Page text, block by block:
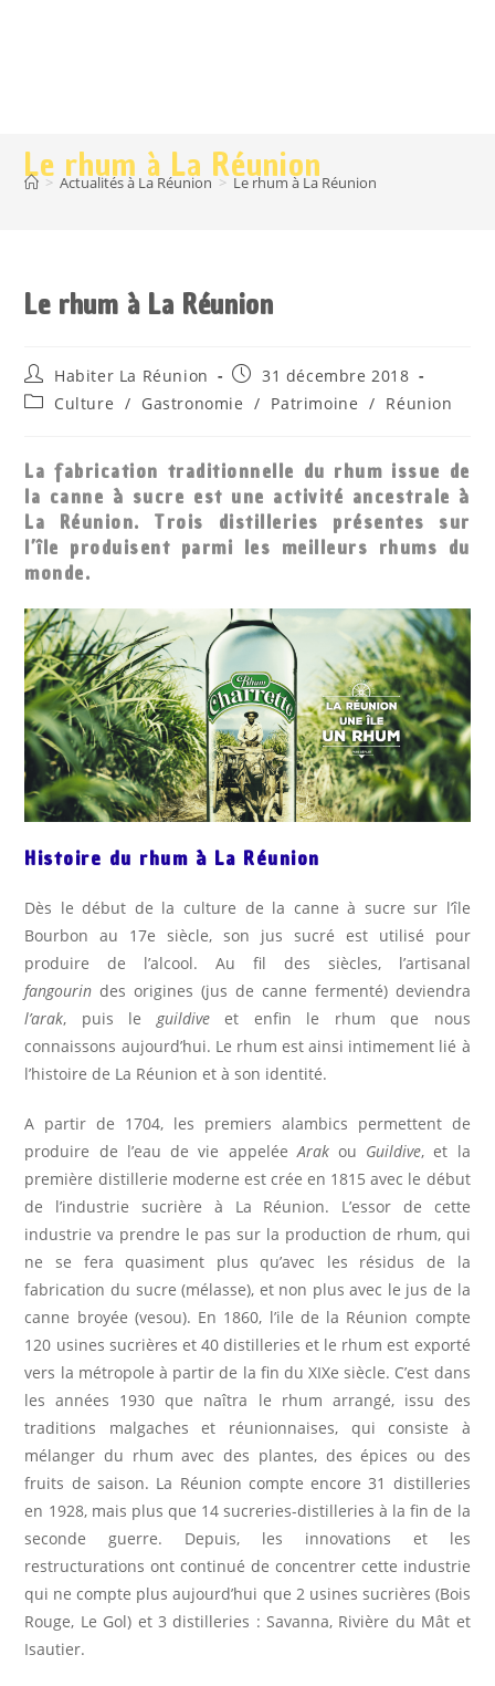
Le rhum à La Réunion
> Actualités à La Réunion > Le rhum à La Réunion
Le rhum à La Réunion
Auteur/autrice
de
la
Habiter La Réunion
Publication
publiée :
31 décembre 2018
PostCulture / Gastronomie / Patrimoine / Réunion
La fabrication traditionnelle du rhum issue de
la canne à sucre est une activité ancestrale à
La Réunion. Trois distilleries présentes sur
l’île produisent parmi les meilleurs rhums du
monde.
Histoire du rhum à La Réunion
Dès le début de la culture de la canne à sucre sur l’île
Bourbon au 17e siècle, son jus sucré est utilisé pour
produire de l’alcool. Au fil des siècles, l’artisanal
fangourin des origines (jus de canne fermenté) deviendra
l’arak, puis le guildiveet enfin le rhum que nous
connaissons aujourd’hui. Le rhum est ainsi intimement lié à
l’histoire de La Réunion et à son identité.
A partir de 1704, les premiers alambics permettent de
produire de l’eau de vie appelée Arakou Guildive, et la
première distillerie moderne est crée en 1815 avec le début
de l’industrie sucrière à La Réunion. L’essor de cette
industrie va prendre le pas sur la production de rhum, qui
ne se fera quasiment plus qu’avec les résidus de la
fabrication du sucre (mélasse), et non plus avec le jus de la
canne broyée (vesou). En 1860, l’ile de la Réunion compte
120 usines sucrières et 40 distilleries et le rhum est exporté
vers la métropole à partir de la fin du XIXe siècle. C’est dans
les années 1930 que naîtra le rhum arrangé, issu des
traditions malgaches et réunionnaises, qui consiste à
mélanger du rhum avec des plantes, des épices ou des
fruits de saison. La Réunion compte encore 31 distilleries
en 1928, mais plus que 14 sucreries-distilleries à la fin de la
seconde guerre. Depuis, les innovations et les
restructurations ont continué de concentrer cette industrie
qui ne compte plus aujourd’hui que 2 usines sucrières (Bois
Rouge, Le Gol) et 3 distilleries : Savanna, Rivière du Mât et
Isautier.